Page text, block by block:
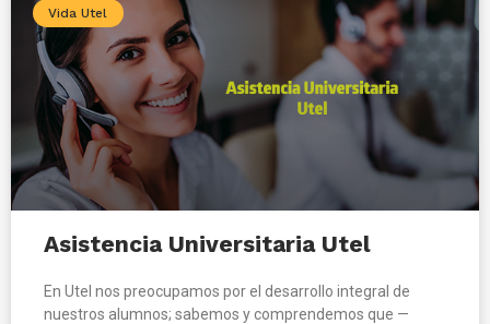
Vida Utel
Asistencia Universitaria Utel
En Utel nos preocupamos por el desarrollo integral de
nuestros alumnos; sabemos y comprendemos que —